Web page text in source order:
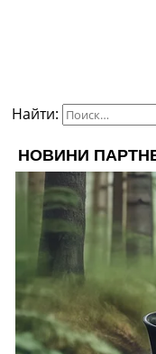
Найти: